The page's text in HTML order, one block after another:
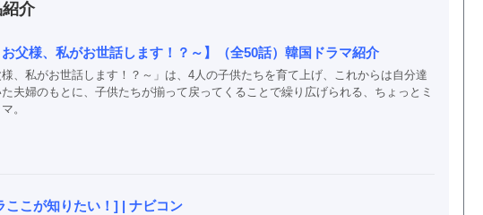
紹介
お父様、私がお世話します！？～】（全50話）韓国ドラマ紹介
、私がお世話します！？～」は、4人の子供たちを育て上げ、これからは自分達
夫婦のもとに、子供たちが揃って戻ってくることで繰り広げられる、ちょっとミ
。
こが知りたい！] | ナビコン